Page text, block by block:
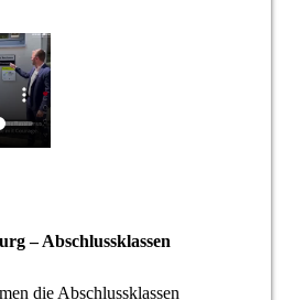
– Abschlussklassen
die Abschlussklassen